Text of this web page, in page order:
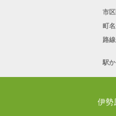
市
町
路
駅
伊勢